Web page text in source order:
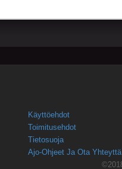
Käyttöehdot
Toimitusehdot
Tietosuoja
Ajo-Ohjeet Ja Ota